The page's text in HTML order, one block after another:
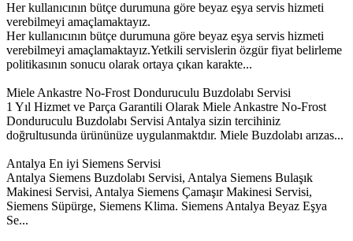
Her kullanıcının bütçe durumuna göre beyaz eşya servis hizmeti
verebilmeyi amaçlamaktayız.
Her kullanıcının bütçe durumuna göre beyaz eşya servis hizmeti
verebilmeyi amaçlamaktayız.Yetkili servislerin özgür fiyat belirleme
politikasının sonucu olarak ortaya çıkan karakte...
Miele Ankastre No-Frost Donduruculu Buzdolabı Servisi
1 Yıl Hizmet ve Parça Garantili Olarak Miele Ankastre No-Frost
Donduruculu Buzdolabı Servisi Antalya sizin tercihiniz
doğrultusunda ürününüze uygulanmaktdır. Miele Buzdolabı arızas...
Antalya En iyi Siemens Servisi
Antalya Siemens Buzdolabı Servisi, Antalya Siemens Bulaşık
Makinesi Servisi, Antalya Siemens Çamaşır Makinesi Servisi,
Siemens Süpürge, Siemens Klima. Siemens Antalya Beyaz Eşya
Se...